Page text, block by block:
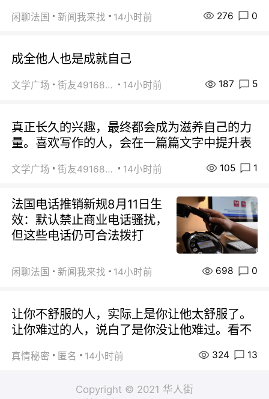
闲聊法国 新闻我来找 14小时前 276 0
成全他人也是成就自己
文学广场 街友49168527 14小时前 187 5
真正长久的兴趣，最终都会成为滋养自己的力
量。喜欢写作的人，会在一篇篇文字中提升表
文学广场 街友49168527 14小时前 105 1
法国电话推销新规8月11日生
效：默认禁止商业电话骚扰，
但这些电话仍可合法拨打
闲聊法国 新闻我来找 14小时前 698 0
让你不舒服的人，实际上是你让他太舒服了。
让你难过的人，说白了是你没让他难过。看不
真情秘密 匿名 14小时前 324 13
Copyright © 2021 华人街